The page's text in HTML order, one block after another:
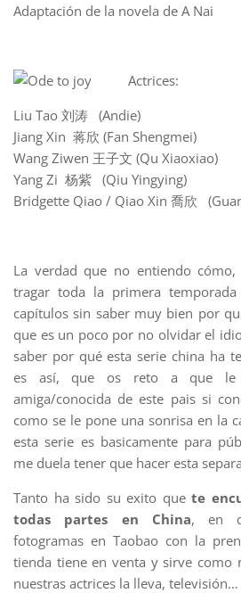
Adaptación de la novela de A Nai
Actrices:
Liu Tao 刘涛 (Andie)
Jiang Xin 蒋欣 (Fan Shengmei)
Wang Ziwen 王子文 (Qu Xiaoxiao)
Yang Zi 杨紫 (Qiu Yingying)
Bridgette Qiao / Qiao Xin 喬欣
La verdad que no entiendo
tragar toda la primera
capítulos sin saber muy bien por
que es un poco por no olvidar el
saber por qué esta serie china ha
es así, que os reto a que le
amiga/conocida de este pais si
como se le pone una sonrisa en la
esta serie es basicamente para
me duela tener que hacer esta
Tanto ha sido su exito que te
todas partes en China, en
fotogramas en Taobao con la
tienda tiene en venta y sirve como
nuestras actrices la lleva, televisión…